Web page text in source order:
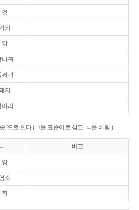
것
와
닭
귀
귀
지
리
-'으로 한다.(ㄱ을 표준어로 삼고, ㄴ을 버림.)
비고
양
소